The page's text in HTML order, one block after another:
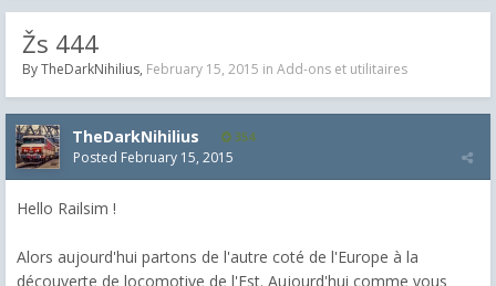
Žs 444
ByTheDarkNihilius, February 15, 2015 in Add-ons et utilitaires
TheDarkNihilius 354
Posted February 15, 2015
Hello Railsim !
Alors aujourd'hui partons de l'autre coté de l'Europe à la
découverte de locomotive de l'Est. Aujourd'hui comme vous